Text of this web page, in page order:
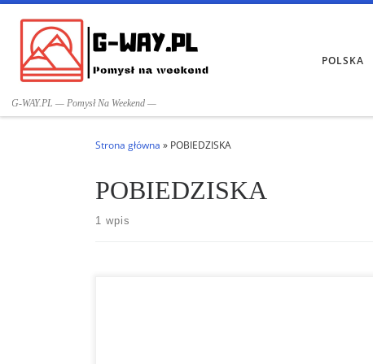
Przejdź do treści
G-WAY.PL — Pomysł Na Weekend —
POLSKA
Strona główna » POBIEDZISKA
POBIEDZISKA
1 wpis